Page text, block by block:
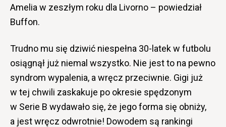
Amelia w zeszłym roku dla Livorno – powiedział
Buffon.
Trudno mu się dziwić niespełna 30-latek w futbolu
osiągnął już niemal wszystko. Nie jest to na pewno
syndrom wypalenia, a wręcz przeciwnie. Gigi już
w tej chwili zaskakuje po okresie spędzonym
w Serie B wydawało się, że jego forma się obniży,
a jest wręcz odwrotnie! Dowodem są rankingi